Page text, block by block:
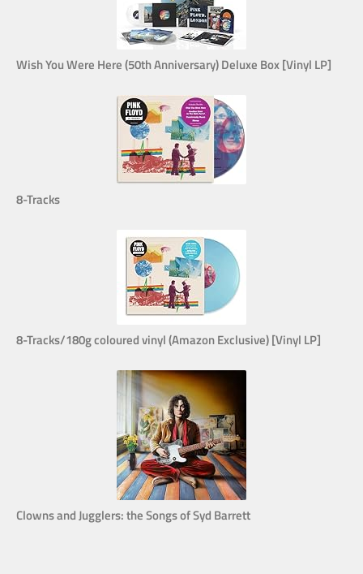
Wish You Were Here (50th Anniversary) Deluxe Box [Vinyl LP]
8-Tracks
8-Tracks/180g coloured vinyl (Amazon Exclusive) [Vinyl LP]
Clowns and Jugglers: the Songs of Syd Barrett